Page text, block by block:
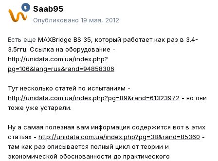
Saab95
Опубликовано 19 мая, 2012
Есть еще MAXBridge BS 35, который работает как раз в 3.4-
3.5ггц. Ссылка на оборудование -
http://unidata.com.ua/index.php?
pg=106&lang=rus&rand=94858306
Тут несколько статей по испытаниям -
http://unidata.com.ua/index.php?pg=89&rand=61323972 - но они
тоже уже устарели.
Ну а самая полезная вам информация содержится вот в этих
статьях - http://unidata.com.ua/index.php?pg=38&rand=85360 -
там как раз описывается полный цикл от теории и
экономической обоснованности до практического